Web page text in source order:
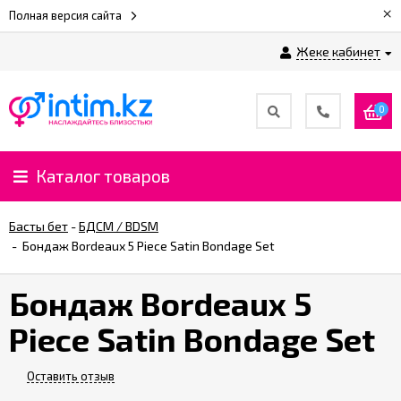
Полная версия сайта ×
Жеке кабинет
0
Каталог товаров
Басты бет -БДСМ / BDSM
- Бондаж Bordeaux 5 Piece Satin Bondage Set
Бондаж Bordeaux 5
Piece Satin Bondage Set
Оставить отзыв